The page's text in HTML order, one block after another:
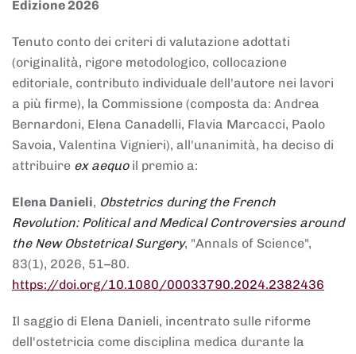
Edizione 2026
Tenuto conto dei criteri di valutazione adottati
(originalità, rigore metodologico, collocazione
editoriale, contributo individuale dell'autore nei lavori
a più firme), la Commissione (composta da: Andrea
Bernardoni, Elena Canadelli, Flavia Marcacci, Paolo
Savoia, Valentina Vignieri), all'unanimità, ha deciso di
attribuire ex aequoil premio a:
Elena Danieli, Obstetrics during the French
Revolution: Political and Medical Controversies around
the New Obstetrical Surgery, "Annals of Science",
83(1), 2026, 51–80.
https://doi.org/10.1080/00033790.2024.2382436
Il saggio di Elena Danieli, incentrato sulle riforme
dell'ostetricia come disciplina medica durante la